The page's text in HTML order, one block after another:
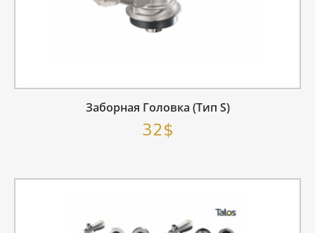
Заборная Головка (тип S)
32$